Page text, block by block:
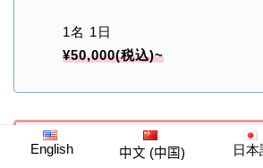
1名 1日
¥50,000(税込)~
店名：小西広大探偵事務所
English 中文 (中国) 日本